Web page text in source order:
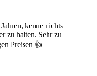
kenne nichts
zu halten. Sehr zu
Preisen 👍